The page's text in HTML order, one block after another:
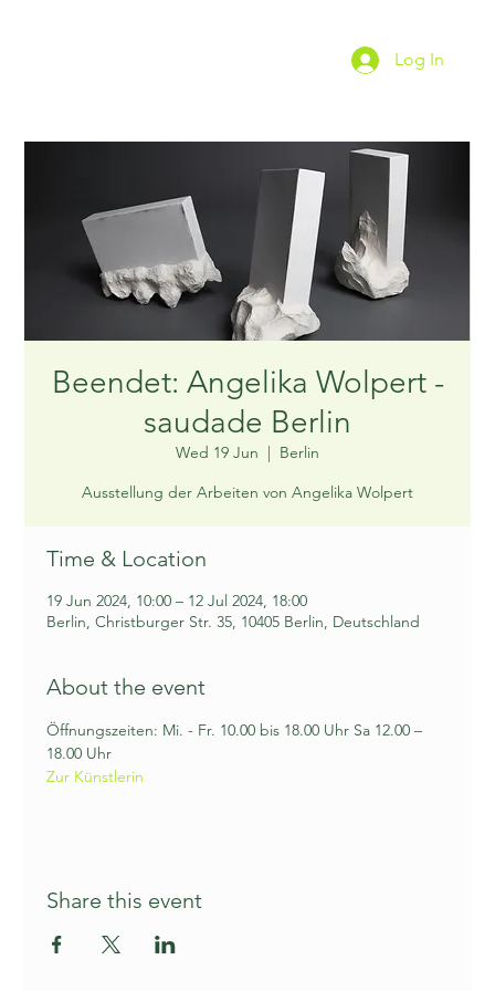
Log In
Beendet: Angelika Wolpert -
saudade Berlin
Wed 19 Jun
  |
Berlin
Ausstellung der Arbeiten von Angelika Wolpert
Time & Location
19 Jun 2024, 10:00 – 12 Jul 2024, 18:00
Berlin, Christburger Str. 35, 10405 Berlin, Deutschland
About the event
Öffnungszeiten: Mi. - Fr. 10.00 bis 18.00 Uhr Sa 12.00 –
18.00 Uhr
Zur Künstlerin
Share this event